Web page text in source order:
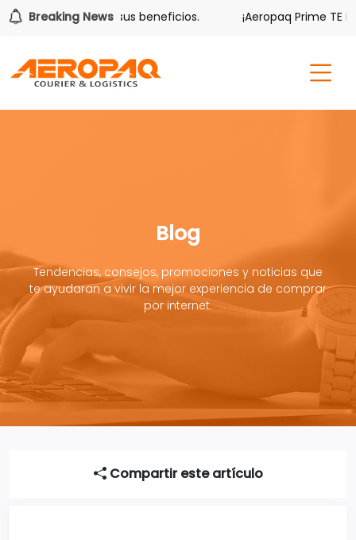
Breaking News
también tiene sus beneficios. ¡Aeropaq Prime TE DA
Blog
Tendencias, consejos, promociones y noticias que
te ayudaran a vivir la mejor experiencia de comprar
por internet.
Compartir este artículo